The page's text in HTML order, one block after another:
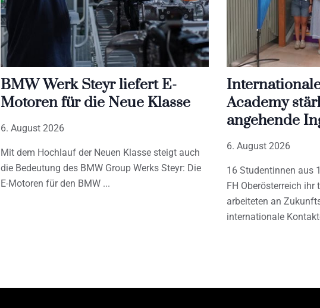
BMW Werk Steyr liefert E-
Motoren für die Neue Klasse
6. August 2026
Mit dem Hochlauf der Neuen Klasse steigt auch
die Bedeutung des BMW Group Werks Steyr: Die
E-Motoren für den BMW
Academy
angehende
6. August 2026
16 Studentinnen aus
FH Oberösterreich ihr
arbeiteten an
internationale